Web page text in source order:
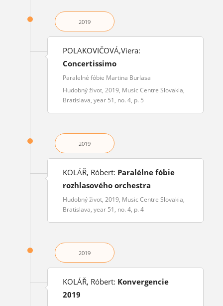
2019
POLAKOVIČOVÁ,Viera:
Concertissimo
Paralelné fóbie Martina Burlasa
Hudobný život, 2019, Music Centre Slovakia,
Bratislava, year 51, no. 4, p. 5
2019
KOLÁŘ, Róbert: Paralélne fóbie
rozhlasového orchestra
Hudobný život, 2019, Music Centre Slovakia,
Bratislava, year 51, no. 4, p. 4
2019
KOLÁŘ, Róbert: Konvergencie
2019